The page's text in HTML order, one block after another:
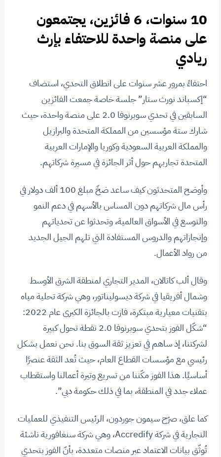
10 سنوات، 6 فائزين، يجتمعون
على منصة واحدة للاحتفاء بإرث
ريادي
احتفاءً بمرور عشر سنوات على انطلاق التحدي، استضاف
“إكسباند نورث ستار” جلسة خاصة جمعت الفائزين
السابقين في تحدي سوبرنوفا 2.0 على منصة واحدة، حيث
شارك ستة مؤسسين من المملكة المتحدة والبرازيل
والمملكة العربية السعودية وكوريا والإمارات العربية
المتحدة تجاربهم حول أثر الجائزة في مسيرة شركاتهم.
وأوضح المتحدثون كيف ساعد ضخّ مبلغ 100 ألف دولار في
رأس مال شركاتهم دون المساس بالأسهم في دعم النمو
والتوسع في الأسواق العالمية، وتحدثوا عن تحدياتهم
وإنجازاتهم والدروس المستفادة التي تلهم الجيل الجديد
من رواد الأعمال.
وقال ألب كاتالان، المدير التجاري لمنطقة الشرق الأوسط
وشمال أفريقيا في شركة ديسوليناتور، وهي شركة تحلية مياه
بتقنيات معيارية مبتكرة، فازت بالجائزة الكبرى عام 2022:
“شكّل الفوز بتحدي سوبرنوفا 2.0 نقطة تحول كبيرة
لشركتنا، إذ ساهم في تعزيز ثقة السوق بنا. نحن نعمل بشكل
رئيسي مع مؤسسات القطاع العام، حيث تُعد الثقة عنصرًا
أساسيًا. هذا الفوز مكّننا من تسريع وتيرة أعمالنا واستقطاب
عملاء جدد في المنطقة، بما في ذلك حكومة دبي”.
كما علق، صرّح سيمون جوردون، الرئيس التنفيذي للعمليات
التجارية في شركة Accredify، وهي شركة سنغافورية ناشئة
تُوثّق بيانات الاعتماد عبر منصات متعددة، بأنّ الفوز بتحدي